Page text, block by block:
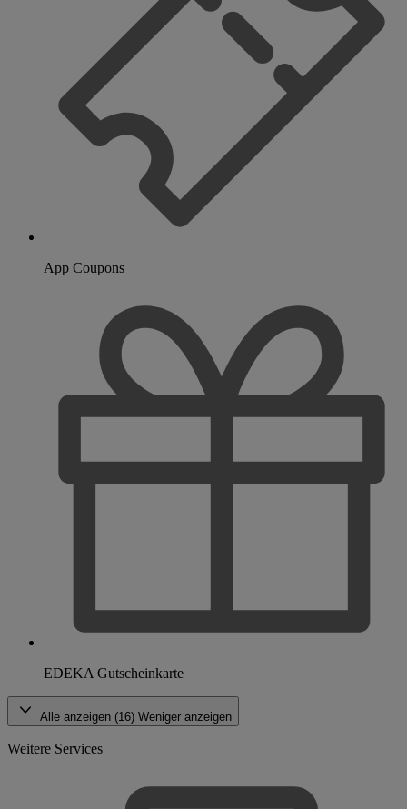
App Coupons
EDEKA Gutscheinkarte
Alle anzeigen (16) Weniger anzeigen
Weitere Services